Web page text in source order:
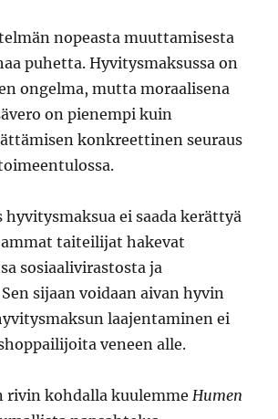
nopeasta muuttamisesta
puhetta. Hyvitysmaksussa on
ongelma, mutta moraalisena
on pienempi kuin
konkreettinen seuraus
hyvitysmaksua ei saada kerättyä
taiteilijat hakevat
sosiaalivirastosta ja
sijaan voidaan aivan hyvin
laajentaminen ei
veneen alle.
rivin kohdalla kuulemmeHumen